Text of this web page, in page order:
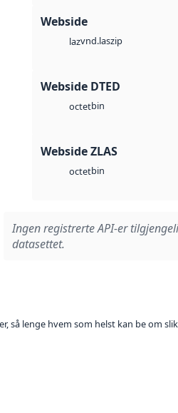
Webside
lazvnd.laszip
Webside DTED
octetbin
Webside ZLAS
octetbin
Ingen registrerte API-er
datasettet.
så lenge hvem som helst kan be om